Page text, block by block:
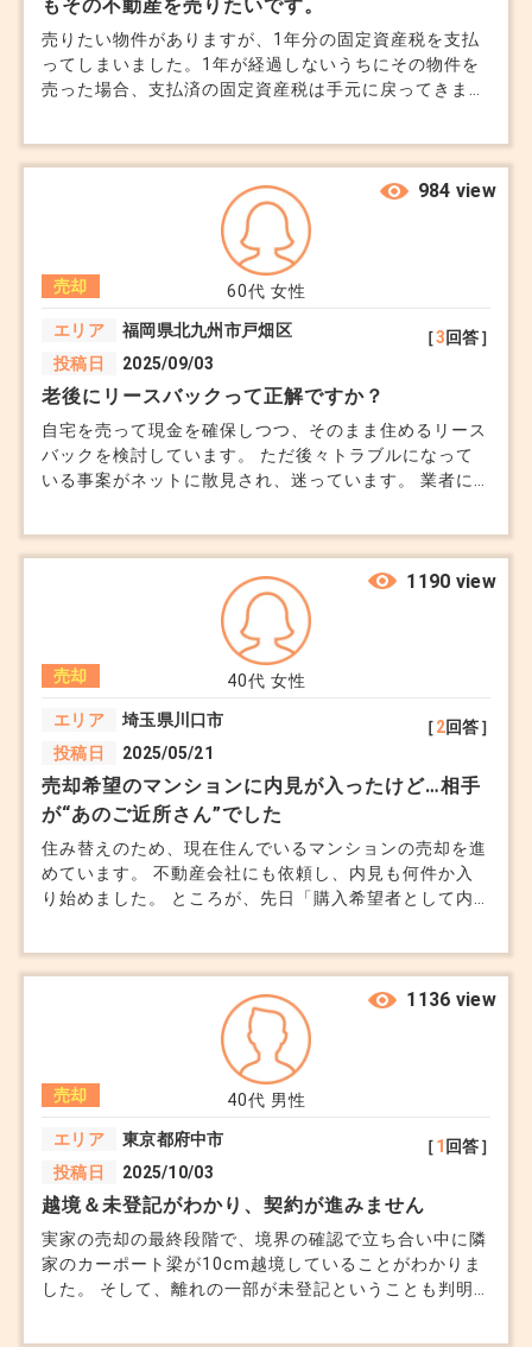
す。
【まとめ】
みて「自分のマンションの欠点をどうカバーし、魅
力をどう最大化してくれるか」を競わせてみてくだ
さい。
「査定額が一番高い会社」ではなく、「一番納得感
のある売り方を提案してくれた会社」を選ぶのが、
最終的な成功への近道です。
引き継がれるよう、心から応援しております！
もその不動産を売りたいです。
売りたい物件がありますが、1年分の固定資産税を支払
ってしまいました。1年が経過しないうちにその物件を
売った場合、支払済の固定資産税は手元に戻ってきます
60代 女性
売却
エリア
福岡県北九州市戸畑区
投稿日
2025/09/03
［3回答］
984 view
老後にリースバックって正解ですか？
自宅を売って現金を確保しつつ、そのまま住めるリース
バックを検討しています。 ただ後々トラブルになって
いる事案がネットに散見され、迷っています。 業者に
業者が多い業界ですか？
40代 女性
売却
エリア
埼玉県川口市
投稿日
2025/05/21
［2回答］
1190 view
売却希望のマンションに内見が入ったけど…相手
が“あのご近所さん”でした
住み替えのため、現在住んでいるマンションの売却を進
めています。 不動産会社にも依頼し、内見も何件か入
り始めました。 ところが、先日「購入希望者として内
ンの別フロアに住む“ちょっと距離感があるご近所さ
ん”だったのです。 エントランスで何度かすれ違ったこ
とがある程度ですが、以前こちらの家族構成や収入を探
るようなことを言われたことがあり、正直「この人に買
ってほしくないな」と感じてしまいます。 けれど、売
却は急ぎたいのも事実で、こういう気持ちをどこまで優
先してよいのか悩んでいます。 売主には買主を選ぶ権
利はないかもしれませんが、希望価格で申し込みが入っ
たとしても、「どうしても売りたくない」と思う相手だ
った場合、拒否することはできるのでしょうか？ ま
た、心理的な事情で買主を選別することに何か問題はあ
40代 男性
売却
エリア
東京都府中市
投稿日
2025/10/03
［1 回答］
1136 view
越境＆未登記がわかり、契約が進みません
実家の売却の最終段階で、境界の確認で立ち合い中に隣
家のカーポート梁が10cm越境していることがわかりま
した。 そして、離れの一部が未登記ということも判明